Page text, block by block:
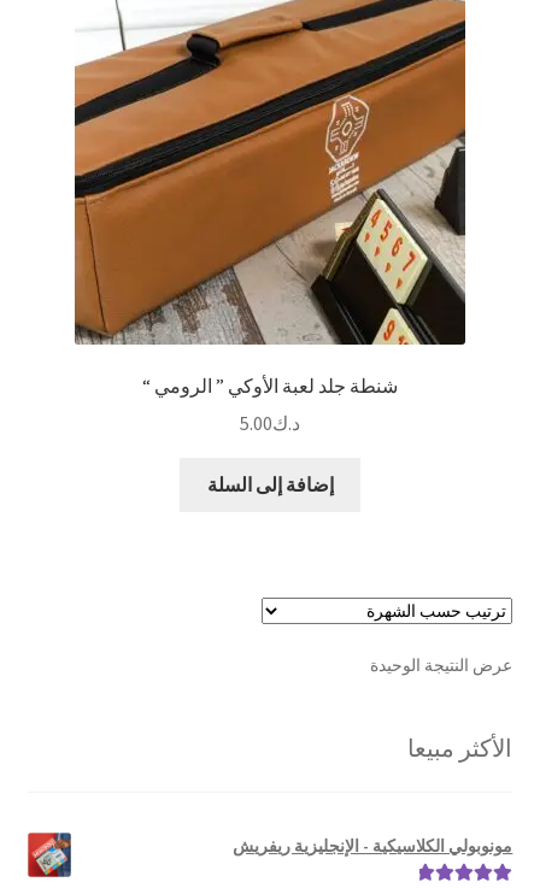
شنطة جلد لعبة الأوكي ” الرومي “
د.ك5.00
إضافة إلى السلة
عرض النتيجة الوحيدة
الأكثر مبيعا
مونوبولي الكلاسيكية - الإنجليزية ريفريش